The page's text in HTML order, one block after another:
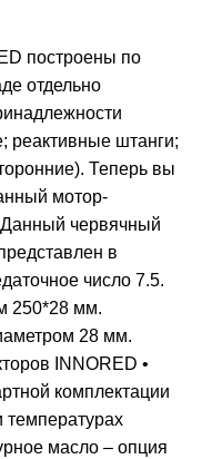
построены по
отдельно
штанги;
Теперь вы
мотор-
Данный червячный
в
число 7.5.
250*28 мм.
28 мм.
INNORED •
комплектации
температурах
масло – опция